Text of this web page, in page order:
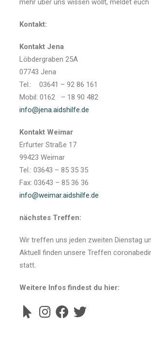
mehr über uns wissen wollt, meldet euch
Kontakt:
Kontakt Jena
Löbdergraben 25A
07743 Jena
Tel.: 03641 – 92 86 161
Mobil: 0162 – 18 90 482
info@jena.aidshilfe.de
Kontakt Weimar
Erfurter Straße 17
99423 Weimar
Tel.: 03643 – 85 35 35
Fax: 03643 – 85 36 36
info@weimar.aidshilfe.de
nächstes Treffen:
Wir treffen uns jeden zweiten Dienstag
Aktuell finden unsere Treffen
statt.
Weitere Infos findest du hier: